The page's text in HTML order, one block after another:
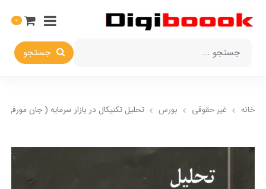
جستجو
0
خانه غیر حقوقی بورس تحلیل تکنیکال در بازار سرمایه ( جان مورفی )